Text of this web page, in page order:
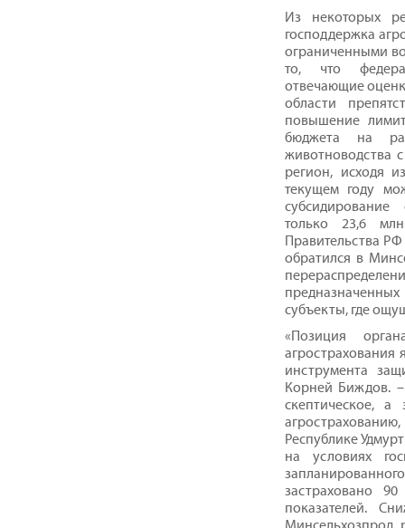
Из некоторых
господдержка
ограниченными
то, что
отвечающие
области
повышение
бюджета на
животноводства с
регион, исходя
текущем году
только 23,6
Правительства
обратился в
субъекты, где
«Позиция
агрострахования
инструмента
Корней Биждов.
скептическое,
Республике
на условиях
застраховано
показателей.